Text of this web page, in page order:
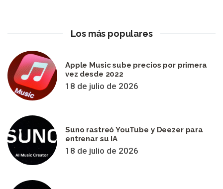
Los más populares
Apple Music sube precios por primera
vez desde 2022
18 de julio de 2026
Suno rastreó YouTube y Deezer para
entrenar su IA
18 de julio de 2026